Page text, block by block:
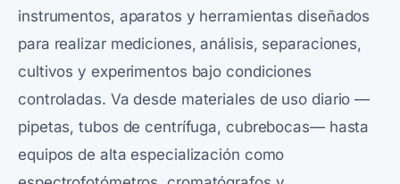
instrumentos, aparatos y herramientas diseñados
para realizar mediciones, análisis, separaciones,
cultivos y experimentos bajo condiciones
controladas. Va desde materiales de uso diario —
pipetas, tubos de centrífuga, cubrebocas— hasta
equipos de alta especialización como